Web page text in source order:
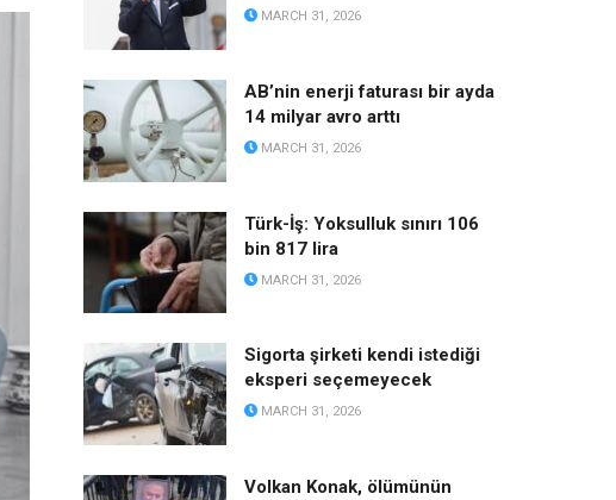
MARCH 31, 2026
AB’nin enerji faturası bir ayda
14 milyar avro arttı
MARCH 31, 2026
Türk-İş: Yoksulluk sınırı 106
bin 817 lira
MARCH 31, 2026
Sigorta şirketi kendi istediği
eksperi seçemeyecek
MARCH 31, 2026
Volkan Konak, ölümünün